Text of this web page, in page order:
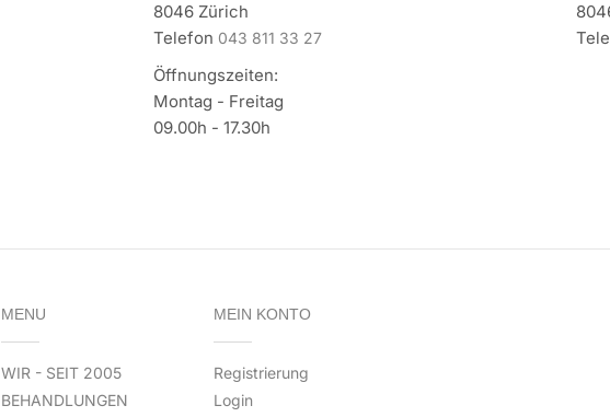
8046 Zürich
Telefon 043 811 33 27
Öffnungszeiten:
Montag - Freitag
09.00h - 17.30h
MENU
WIR - SEIT 2005
BEHANDLUNGEN
MEIN KONTO
Registrierung
Login